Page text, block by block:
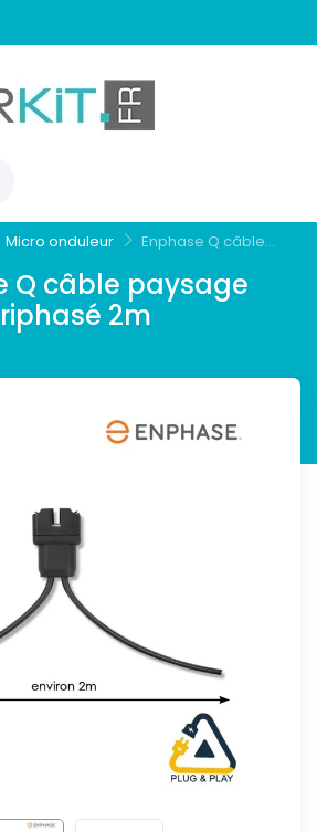
Micro onduleur Enphase Q câble...
Q câble paysage
2m